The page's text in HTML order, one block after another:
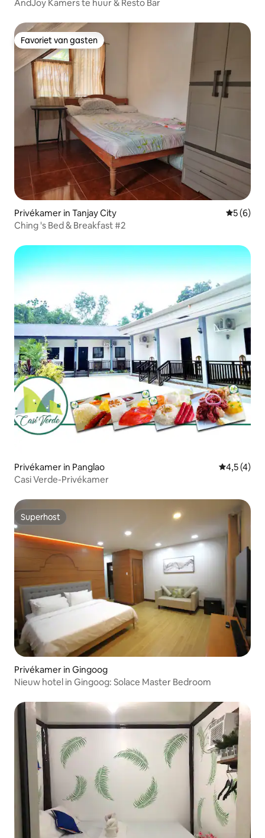
AndJoy Kamers te huur & Resto Bar
Favoriet van gasten
Favoriet van gasten
Privékamer in Tanjay City
5 (6)
Ching 's Bed & Breakfast #2
Privékamer in Panglao
4,5 (4)
Casi Verde-Privékamer
Superhost
Superhost
Privékamer in Gingoog
Nieuw hotel in Gingoog: Solace Master Bedroom